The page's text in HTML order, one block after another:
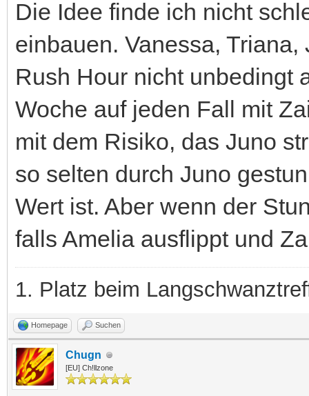
Die Idee finde ich nicht
einbauen. Vanessa,
Rush Hour nicht unbedingt
Woche auf jeden Fall mit
mit dem Risiko, das Juno
so selten durch Juno
Wert ist. Aber wenn der
falls Amelia ausflippt und
1. Platz beim
Homepage Suchen
Chugn
[EU] Ch!llzone